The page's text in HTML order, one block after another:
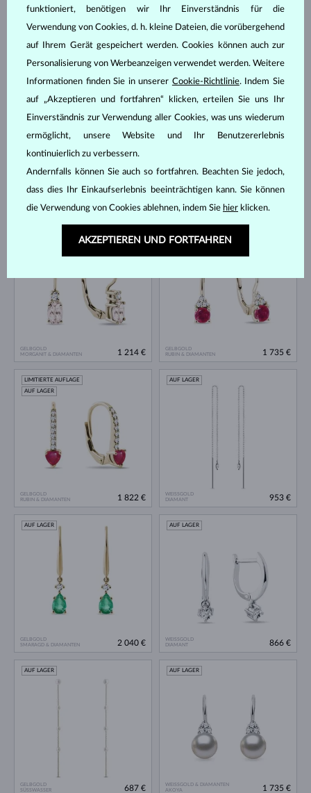
SÜSSWASSER
1 518 €
TOPAS & DIAMANTEN
1 431 €
GELBGOLD
SAPHIR BLAU
1 127 €
WEISSGOLD
DIAMANT
1 561 €
GELBGOLD
MORGANIT & DIAMANTEN
1 214 €
GELBGOLD
RUBIN & DIAMANTEN
AUF LAGER
1 735 €
GELBGOLD
RUBIN & DIAMANTEN
LIMITIERTE AUFLAGE
AUF LAGER
1 822 €
WEISSGOLD
DIAMANT
AUF LAGER
953 €
GELBGOLD
SMARAGD & DIAMANTEN
AUF LAGER
2 040 €
WEISSGOLD
DIAMANT
AUF LAGER
866 €
GELBGOLD
SÜSSWASSER
AUF LAGER
687 €
WEISSGOLD & DIAMANTEN
AKOYA
AUF LAGER
1 735 €
funktioniert, benötigen wir Ihr Einverständnis für die
Verwendung von Cookies, d. h. kleine Dateien, die vorübergehend
auf Ihrem Gerät gespeichert werden. Cookies können auch zur
Personalisierung von Werbeanzeigen verwendet werden. Weitere
Informationen finden Sie in unserer Cookie-Richtlinie. Indem Sie
auf „Akzeptieren und fortfahren“ klicken, erteilen Sie uns Ihr
Einverständnis zur Verwendung aller Cookies, was uns wiederum
ermöglicht, unsere Website und Ihr Benutzererlebnis
kontinuierlich zu verbessern.
Andernfalls können Sie auch so fortfahren. Beachten Sie jedoch,
dass dies Ihr Einkaufserlebnis beeinträchtigen kann. Sie können
die Verwendung von Cookies ablehnen, indem Sie hier klicken.
AKZEPTIEREN UND FORTFAHREN